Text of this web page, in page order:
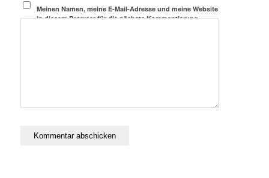
Meinen Namen, meine E-Mail-Adresse und meine Website
in diesem Browser für die nächste Kommentierung